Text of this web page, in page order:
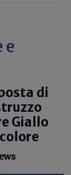
e
di
Giallo